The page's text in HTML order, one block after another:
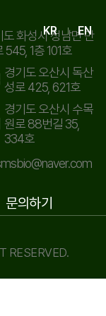
KR EN
도 화성시 정남면 만
545, 1층 101호
경기도 오산시 독산
성로 425, 621호
경기도 오산시 수목
원로 88번길 35,
334호
문의하기
RESERVED.